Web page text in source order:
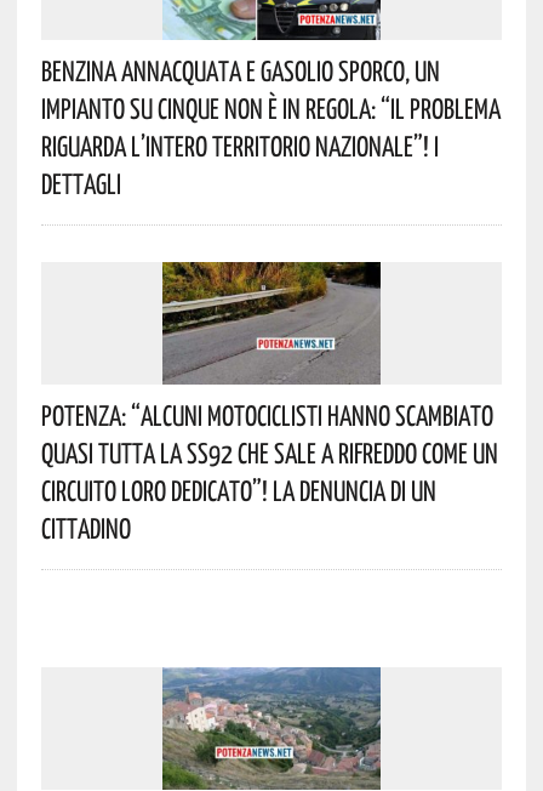
Benzina Annacquata E Gasolio Sporco, Un
Impianto Su Cinque Non È In Regola: “il Problema
Riguarda L’intero Territorio Nazionale”! I
Dettagli
Potenza: “alcuni Motociclisti Hanno Scambiato
Quasi Tutta La SS92 Che Sale A Rifreddo Come Un
Circuito Loro Dedicato”! La Denuncia Di Un
Cittadino